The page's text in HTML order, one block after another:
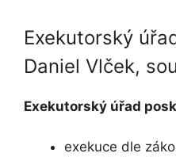
Exekutorský
Daniel Vlček,
Exekutorský úřad
exekuce dle